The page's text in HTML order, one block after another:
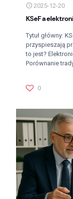
2025-12-20
KSeF a
Tytuł główny:
przyspieszają
to jest?
Porównanie
0